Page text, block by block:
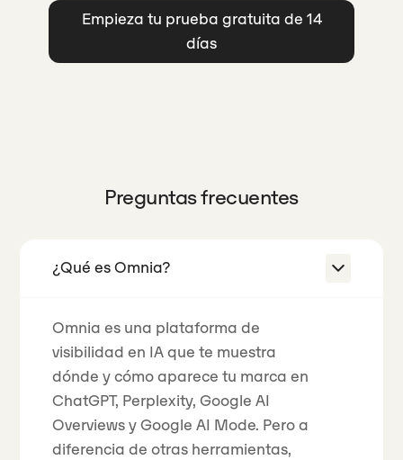
Empieza tu prueba gratuita de 14
días
Preguntas frecuentes
¿Qué es Omnia?
Omnia es una plataforma de
visibilidad en IA que te muestra
dónde y cómo aparece tu marca en
ChatGPT, Perplexity, Google AI
Overviews y Google AI Mode. Pero a
diferencia de otras herramientas,